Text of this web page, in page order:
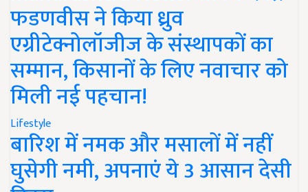
फडणवीस ने किया ध्रुव
एग्रीटेक्नोलॉजीज के संस्थापकों का
सम्मान, किसानों के लिए नवाचार को
मिली नई पहचान!
Lifestyle
बारिश में नमक और मसालों में नहीं
घुसेगी नमी, अपनाएं ये 3 आसान देसी